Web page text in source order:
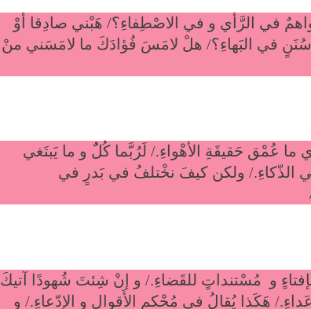
في الرَّأي و في الاصْطِفاءِ؟/ هَبْني صادِقا أوْ
سُنَنٍ في البَهاءِ؟/ هلْ لامَسَ فُؤادَكَ ما لامَسَني منْ
ما عُمْق حَقيقَةِ الأهْواءِ./ لَرُبَّما كُلٌٌ و ما يَبتَغي
في الذّكاءِ./ ولكن كيفَ نخْتلفُ في بَدرٍ في
و مُسْتنداتٍ للقَضاءِ./ و إنْ شِئتَ شُهودًا آتيكَ
هَكَذا يُقالُ في مُحْكمِ الأَقوالِ و الإدّعاءِ./ و